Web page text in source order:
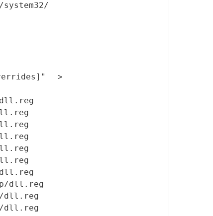
system32/
>
dll.reg
dll.reg
dll.reg
dll.reg
dll.reg